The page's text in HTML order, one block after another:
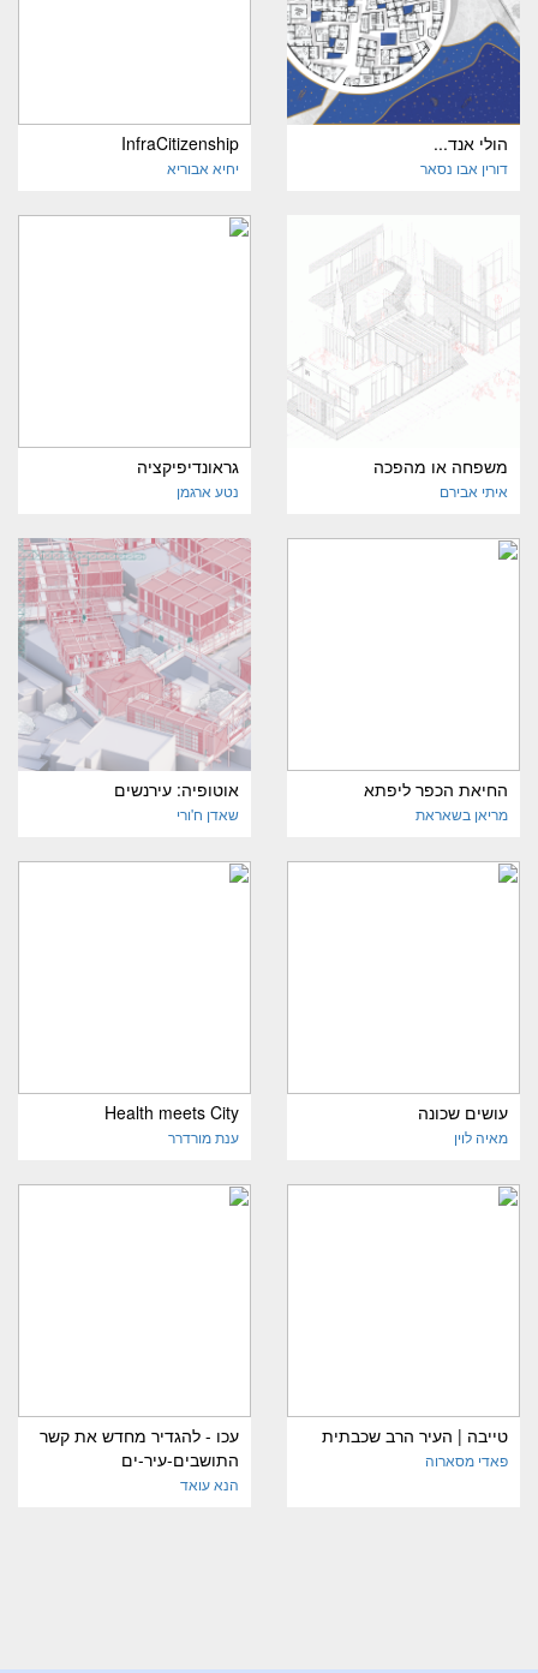
הולי אנד...
דורין אבו נסאר
InfraCitizenship
יחיא אבוריא
משפחה או מהפכה
איתי אבירם
גראונדיפיקציה
נטע ארגמן
החיאת הכפר ליפתא
מריאן בשאראת
אוטופיה: עירנשים
שאדן ח'ורי
עושים שכונה
מאיה לוין
Health meets City
ענת מורדרר
טייבה | העיר הרב שכבתית
פאדי מסארוה
עכו - להגדיר מחדש את קשר
התושבים-עיר-ים
הנא עואד